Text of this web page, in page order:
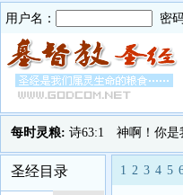
用户名： 密
每时灵粮: 诗63:1 神啊！你是
圣经目录 1 2 3 4 5